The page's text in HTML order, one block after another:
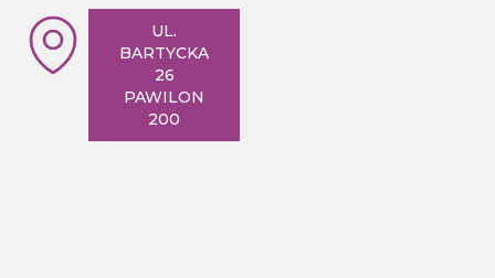
UL.
BARTYCKA
26
PAWILON
200